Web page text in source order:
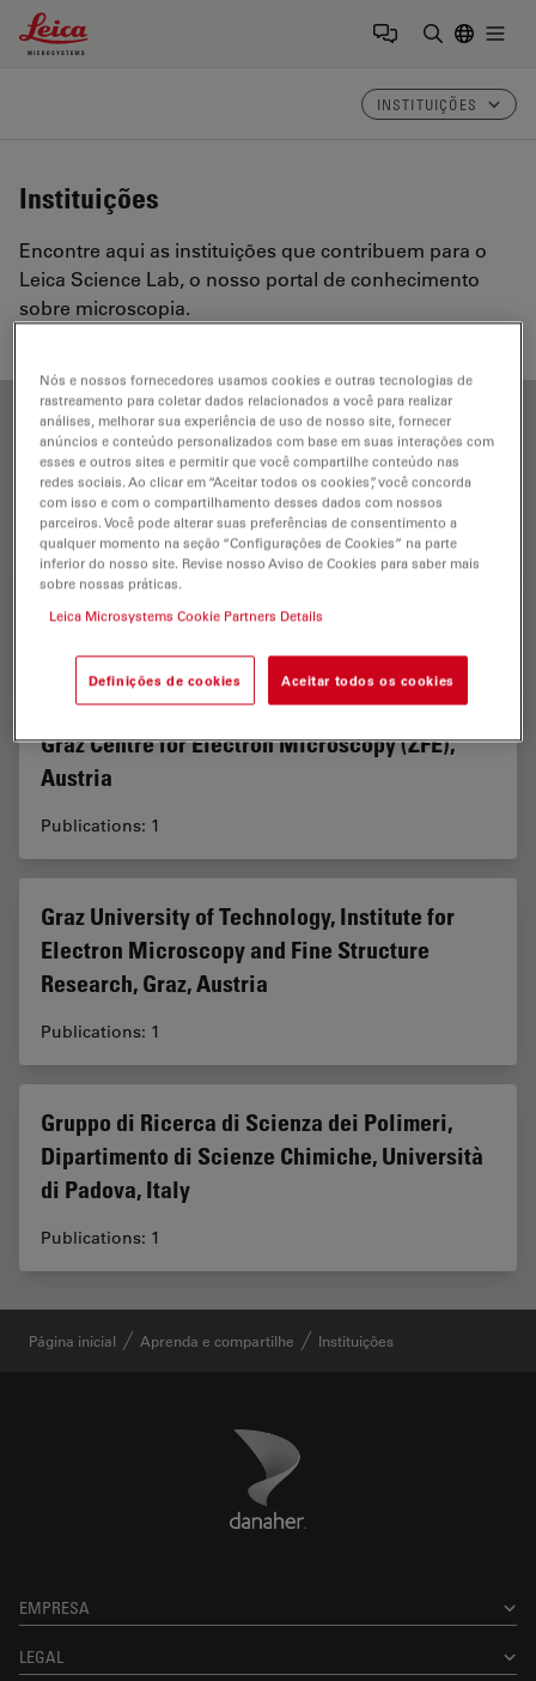
Leica Microsystems Logo
INSTITUIÇÕES
Instituições
Encontre aqui as instituições que contribuem para o
Leica Science Lab, o nosso portal de conhecimento
sobre microscopia.
Show all A B C D E F G H I J K L
M N O P R S T U V W
Geneva University Hospitals, Switzerland
Publications: 1
Graz Centre for Electron Microscopy (ZFE),
Austria
Publications: 1
Graz University of Technology, Institute for
Electron Microscopy and Fine Structure
Research, Graz, Austria
Publications: 1
Gruppo di Ricerca di Scienza dei Polimeri,
Dipartimento di Scienze Chimiche, Università
di Padova, Italy
Publications: 1
Página inicial Aprenda e compartilhe Instituições
Danaher Logo
EMPRESA
LEGAL
Nós e nossos fornecedores usamos cookies e outras tecnologias de
rastreamento para coletar dados relacionados a você para realizar
análises, melhorar sua experiência de uso de nosso site, fornecer
anúncios e conteúdo personalizados com base em suas interações com
esses e outros sites e permitir que você compartilhe conteúdo nas
redes sociais. Ao clicar em “Aceitar todos os cookies”, você concorda
com isso e com o compartilhamento desses dados com nossos
parceiros. Você pode alterar suas preferências de consentimento a
qualquer momento na seção “Configurações de Cookies” na parte
inferior do nosso site. Revise nosso Aviso de Cookies para saber mais
sobre nossas práticas.
Leica Microsystems Cookie Partners Details
Definições de cookies Aceitar todos os cookies